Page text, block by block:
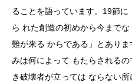
ることを語っています。19節
ら れた創造の初めから今まで
難が来る からである」とあり
みは何によって もたらされる
き破壊者が立っては ならない